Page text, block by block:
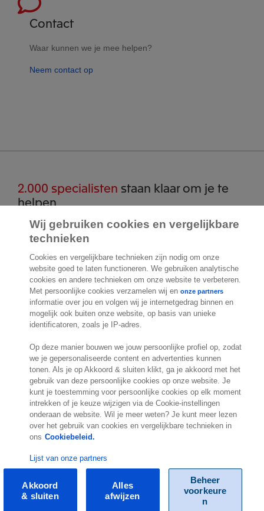
Contact
Waar kunnen we je mee helpen?
Neem contact op
2.000 specialisten staan klaar om je te
helpen
Contact
Molengraaffsingel 33
2629 JD Delft
Nederland
Locatie
© Exact 2026
Wij gebruiken cookies en vergelijkbare
technieken
Cookies en vergelijkbare technieken zijn nodig om onze
website goed te laten functioneren. We gebruiken analytische
cookies en andere technieken om onze website te verbeteren.
Met persoonlijke cookies verzamelen wij en onze partners
informatie over jou en volgen wij je internetgedrag binnen en
mogelijk ook buiten onze website, op basis van unieke
identificatoren, zoals je IP-adres.
Op deze manier bouwen we jouw persoonlijke profiel op, zodat
we je gepersonaliseerde content en advertenties kunnen
tonen. Als je op Akkoord & sluiten klikt, ga je akkoord met het
gebruik van deze persoonlijke cookies op onze website. Je
kunt je toestemming voor persoonlijke cookies op elk moment
intrekken of je keuze wijzigen via de Cookie-instellingen
onderaan de website. Wil je meer weten? Je kunt meer lezen
over het gebruik van cookies en vergelijkbare technieken in
ons Cookiebeleid.
Lijst van onze partners
Beheer
voorkeure
n
Alles
afwijzen
Akkoord
& sluiten